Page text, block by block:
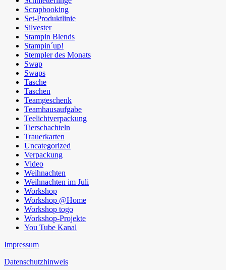
Scrapbooking
Set-Produktlinie
Silvester
Stampin Blends
Stampin´up!
Stempler des Monats
Swap
Swaps
Tasche
Taschen
Teamgeschenk
Teamhausaufgabe
Teelichtverpackung
Tierschachteln
Trauerkarten
Uncategorized
Verpackung
Video
Weihnachten
Weihnachten im Juli
Workshop
Workshop @Home
Workshop togo
Workshop-Projekte
You Tube Kanal
Impressum
Datenschutzhinweis